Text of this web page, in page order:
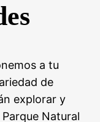
a tu
de
explorar y
Natural